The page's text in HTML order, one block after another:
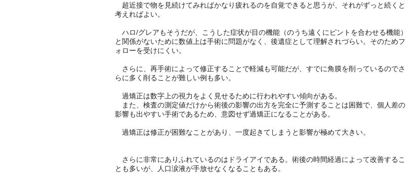
超近接で物を見続けてみればかなり疲れるのを自覚できると思うが、それがずっと続くと
考えればよい。
ハロ/グレアもそうだが、こうした症状が目の機能（のうち遠くにピントを合わせる機能）
と関係がないために数値上は手術に問題がなく、後遺症として理解されづらい。そのためフ
ォローを受けにくい。
さらに、再手術によって修正することで軽減も可能だが、すでに角膜を削っているのでさ
らに多く削ることが難しい例も多い。
過矯正は数字上の視力をよく見せるために行われやすい傾向がある。
また、検査の測定値だけから術後の影響の出方を完全に予測することは困難で、個人差の
影響も出やすい手術であるため、意図せず過矯正になることがある。
過矯正は修正が困難なことがあり、一度起きてしまうと影響が極めて大きい。
さらに非常にありふれているのはドライアイである。術後の時間経過によって改善するこ
とも多いが、人口涙液が手放せなくなることもある。